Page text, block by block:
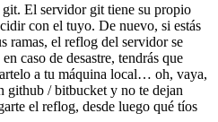
El servidor git tiene su propio
con el tuyo. De nuevo, si estás
ramas, el reflog del servidor se
caso de desastre, tendrás que
a tu máquina local… oh, vaya,
github / bitbucket y no te dejan
el reflog, desde luego qué tíos